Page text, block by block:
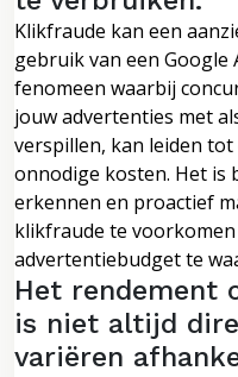
Klikfraude kan een
gebruik van een Google
fenomeen waarbij
jouw advertenties met
verspillen, kan leiden
onnodige kosten. Het is
erkennen en proactief
klikfraude te
advertentiebudget te
Het rendement
is niet altijd
variëren